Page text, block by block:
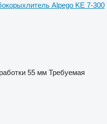
Alpego KE 7-300
55 мм Требуемая